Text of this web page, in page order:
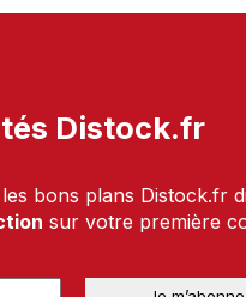
Distock.fr
bons plans Distock.fr
sur votre première